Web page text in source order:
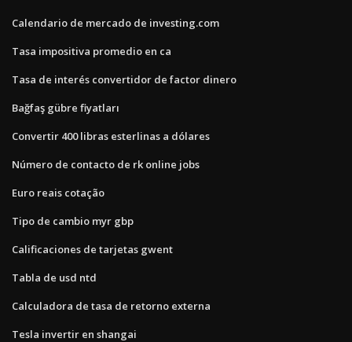
Calendario de mercado de investing.com
Tasa impositiva promedio en ca
Tasa de interés convertidor de factor dinero
Bağfaş gübre fiyatları
Convertir 400 libras esterlinas a dólares
Número de contacto de rk online jobs
Euro reais cotação
Tipo de cambio myr gbp
Calificaciones de tarjetas gwent
Tabla de usd ntd
Calculadora de tasa de retorno externa
Tesla invertir en shangai